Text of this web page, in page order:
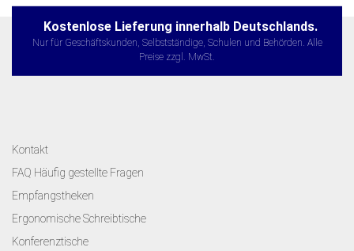
Kostenlose Lieferung innerhalb Deutschlands.
Nur für Geschäftskunden, Selbstständige, Schulen und Behörden. Alle
Preise zzgl. MwSt.
Kontakt
FAQ Häufig gestellte Fragen
Empfangstheken
Ergonomische Schreibtische
Konferenztische